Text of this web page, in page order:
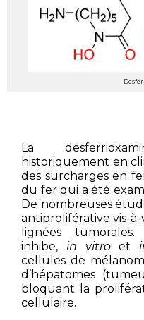
La
historiquement en
des surcharges en
du fer qui a été
De nombreuses
antiproliférative vis-
lignées
inhibe, in vitroet
cellules de
d’hépatomes
bloquant la
cellulaire.